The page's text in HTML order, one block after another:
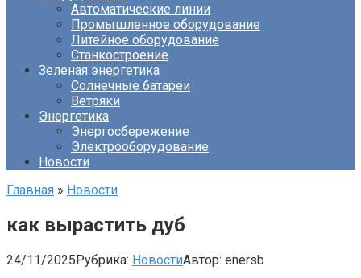
Автоматические линии
Промышленное оборудование
Литейное оборудование
Станкостроение
Зеленая энергетика
Солнечные батареи
Ветряки
Энергетика
Энергосбережение
Электрооборудование
Новости
Главная » Новости
как вырастить дуб
24/11/2025Рубрика: НовостиАвтор: enersb